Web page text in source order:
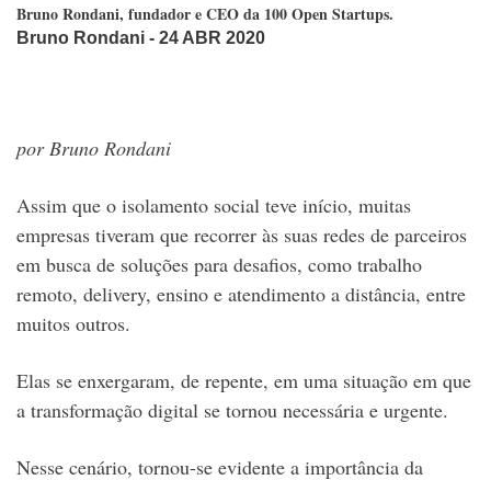
Bruno Rondani, fundador e CEO da 100 Open Startups.
Bruno Rondani - 24 ABR 2020
por Bruno Rondani
Assim que o isolamento social teve início, muitas
empresas tiveram que recorrer às suas redes de parceiros
em busca de soluções para desafios, como trabalho
remoto, delivery, ensino e atendimento a distância, entre
muitos outros.
Elas se enxergaram, de repente, em uma situação em que
a transformação digital se tornou necessária e urgente.
Nesse cenário, tornou-se evidente a importância da